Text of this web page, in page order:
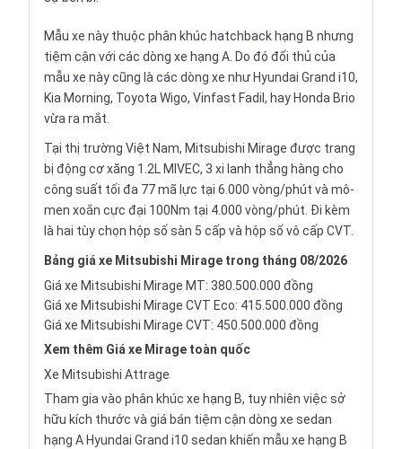
Mẫu xe này thuộc phân khúc hatchback hạng B nhưng
tiệm cận với các dòng xe hạng A. Do đó đối thủ của
mẫu xe này cũng là các dòng xe như Hyundai Grand i10,
Kia Morning, Toyota Wigo, Vinfast Fadil, hay Honda Brio
vừa ra mắt.
Tại thị trường Việt Nam, Mitsubishi Mirage được trang
bị động cơ xăng 1.2L MIVEC, 3 xi lanh thẳng hàng cho
công suất tối đa 77 mã lực tại 6.000 vòng/phút và mô-
men xoắn cực đại 100Nm tại 4.000 vòng/phút. Đi kèm
là hai tùy chọn hộp số sàn 5 cấp và hộp số vô cấp CVT.
Bảng giá xe Mitsubishi Mirage trong tháng 08/2026
Giá xe Mitsubishi Mirage MT: 380.500.000 đồng
Giá xe Mitsubishi Mirage CVT Eco: 415.500.000 đồng
Giá xe Mitsubishi Mirage CVT: 450.500.000 đồng
Xem thêm Giá xe Mirage toàn quốc
Xe Mitsubishi Attrage
Tham gia vào phân khúc xe hạng B, tuy nhiên việc sở
hữu kích thước và giá bán tiệm cận dòng xe sedan
hạng A Hyundai Grand i10 sedan khiến mẫu xe hạng B